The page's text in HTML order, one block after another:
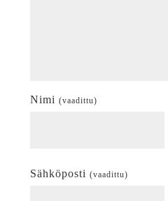
Nimi (vaadittu)
Sähköposti (vaadittu)